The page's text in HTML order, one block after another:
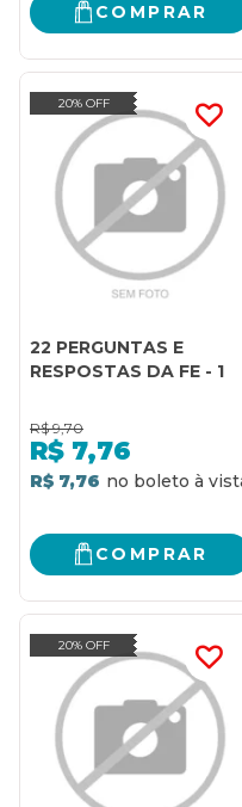
COMPRAR
20% OFF
22 PERGUNTAS E
RESPOSTAS DA FE - 1
R$ 9,70
R$ 7,76
R$ 7,76
COMPRAR
20% OFF